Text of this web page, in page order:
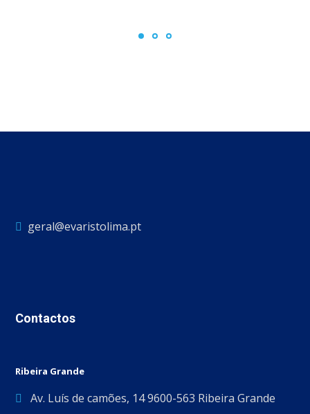
geral@evaristolima.pt
Contactos
Ribeira Grande
Av. Luís de camões, 14 9600-563 Ribeira Grande